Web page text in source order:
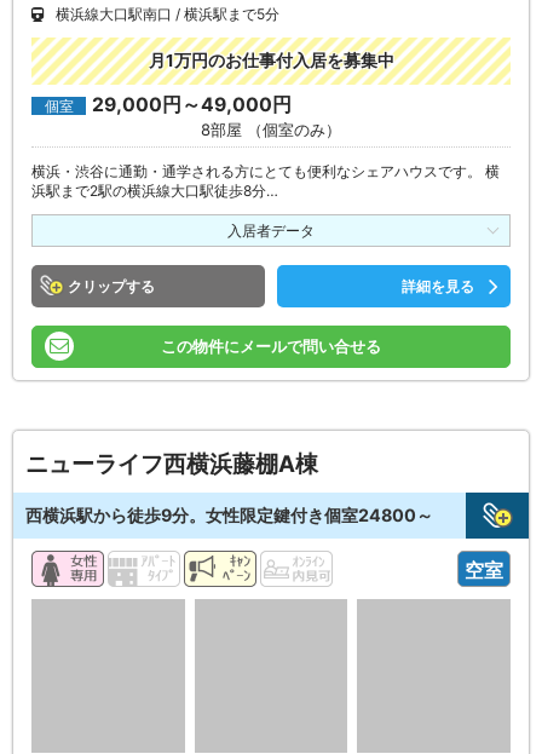
横浜線大口駅南口
横浜駅まで5分
月1万円のお仕事付入居を募集中
個室 29,000円～49,000円
8部屋 （個室のみ）
横浜・渋谷に通勤・通学される方にとても便利なシェアハウスです。 横
浜駅まで2駅の横浜線大口駅徒歩8分…
入居者データ
クリップ 詳細を見る
この物件にメールで問い合せる
ニューライフ西横浜藤棚A棟
西横浜駅から徒歩9分。女性限定鍵付き個室24800～
空室